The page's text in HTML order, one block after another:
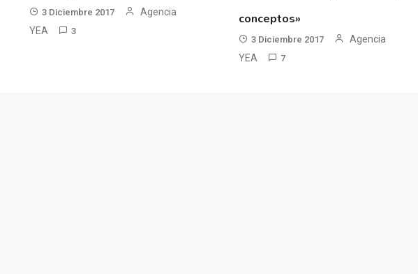
3 Diciembre 2017
Agencia
YEA
3
conceptos»
3 Diciembre 2017
Agencia
YEA
7